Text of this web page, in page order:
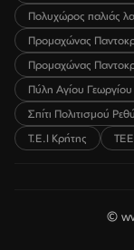
Πολυχώρος παλιάς
Προμαχώνας
Προμαχώνας
Πύλη Αγίου
Σπίτι Πολιτισμού
Τ.Ε.Ι Κρήτης
ΤΕΕ
©